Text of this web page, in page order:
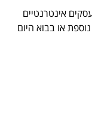
9 סוגים של עסקים אינטרנטיים
או בבוא היום